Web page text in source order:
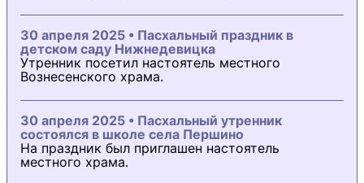
30 апреля 2025 • Пасхальный праздник в
детском саду Нижнедевицка
Утренник посетил настоятель местного
Вознесенского храма.
30 апреля 2025 • Пасхальный утренник
состоялся в школе села Першино
На праздник был приглашен настоятель
местного храма.